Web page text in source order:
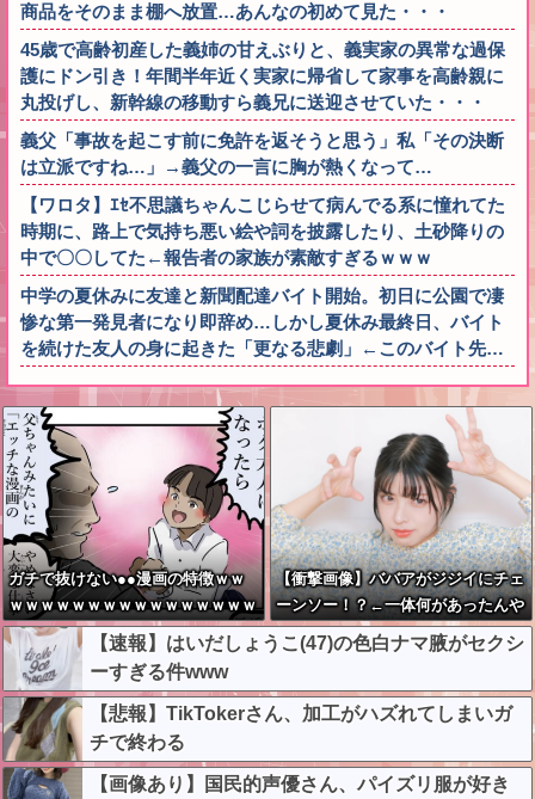
商品をそのまま棚へ放置…あんなの初めて見た・・・
45歳で高齢初産した義姉の甘えぶりと、義実家の異常な過保
護にドン引き！年間半年近く実家に帰省して家事を高齢親に
丸投げし、新幹線の移動すら義兄に送迎させていた・・・
義父「事故を起こす前に免許を返そうと思う」私「その決断
は立派ですね…」→義父の一言に胸が熱くなって…
【ワロタ】ｴｾ不思議ちゃんこじらせて病んでる系に憧れてた
時期に、路上で気持ち悪い絵や詞を披露したり、土砂降りの
中で〇〇してた←報告者の家族が素敵すぎるｗｗｗ
中学の夏休みに友達と新聞配達バイト開始。初日に公園で凄
惨な第一発見者になり即辞め…しかし夏休み最終日、バイト
を続けた友人の身に起きた「更なる悲劇」←このバイト先…
ガチで抜けない●●漫画の特徴ｗｗ
ｗｗｗｗｗｗｗｗｗｗｗｗｗｗｗｗ
ｗｗｗｗ
【衝撃画像】ババアがジジイにチェ
ーンソー！？←一体何があったんや
コレw w w w w w w w w
【速報】はいだしょうこ(47)の色白ナマ腋がセクシ
ーすぎる件www
【悲報】TikTokerさん、加工がハズれてしまいガ
チで終わる
【画像あり】国民的声優さん、パイズリ服が好き